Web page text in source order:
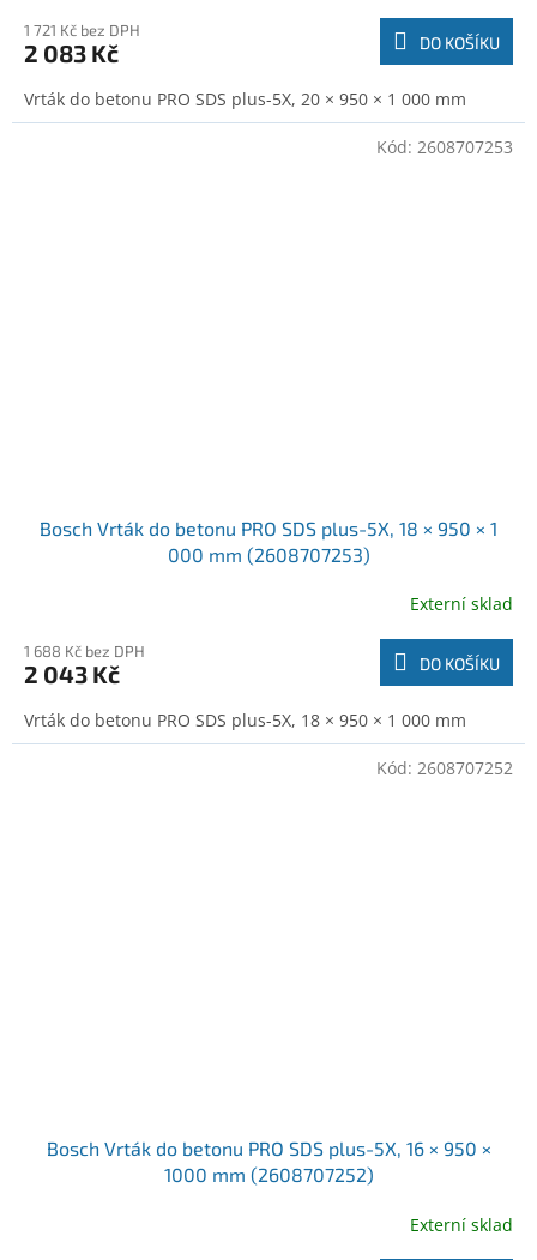
1 721 Kč bez DPH
2 083 Kč DO KOŠÍKU
Vrták do betonu PRO SDS plus-5X, 20 × 950 × 1 000 mm
Bosch Vrták do betonu PRO SDS plus-5X, 18 × 950 × 1
000 mm (2608707253)
Externí sklad
1 688 Kč bez DPH
2 043 Kč DO KOŠÍKU
Vrták do betonu PRO SDS plus-5X, 18 × 950 × 1 000 mm
Kód: 2608707253
Bosch Vrták do betonu PRO SDS plus-5X, 16 × 950 ×
1000 mm (2608707252)
Externí sklad
Kód: 2608707252